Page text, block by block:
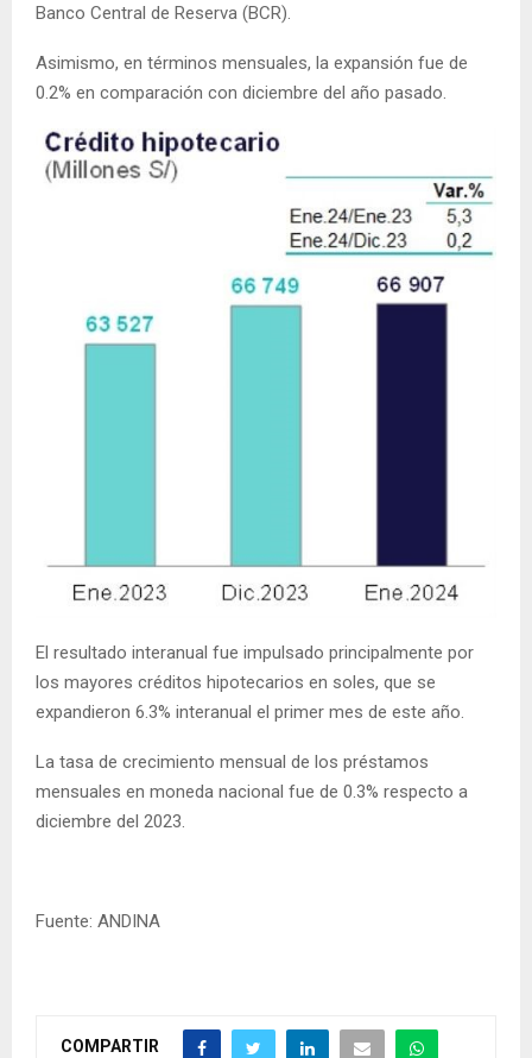
Banco Central de Reserva (BCR).
Asimismo, en términos mensuales, la expansión fue de
0.2% en comparación con diciembre del año pasado.
El resultado interanual fue impulsado principalmente por
los mayores créditos hipotecarios en soles, que se
expandieron 6.3% interanual el primer mes de este año.
La tasa de crecimiento mensual de los préstamos
mensuales en moneda nacional fue de 0.3% respecto a
diciembre del 2023.
Fuente: ANDINA
COMPARTIR